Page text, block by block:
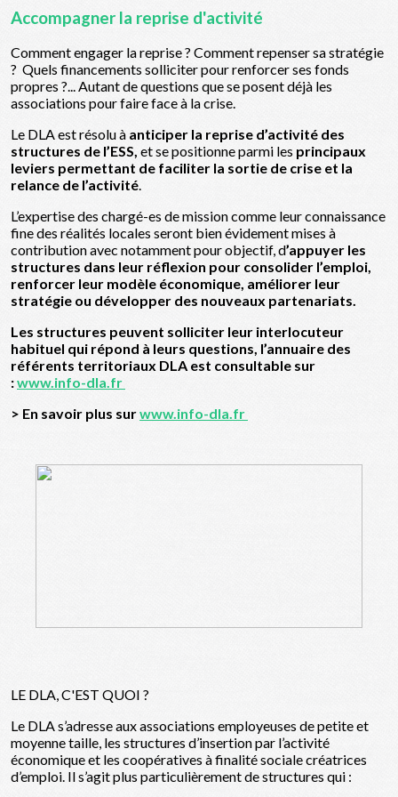
Accompagner la reprise d'activité
Comment engager la reprise ? Comment repenser sa stratégie
? Quels financements solliciter pour renforcer ses fonds
propres ?... Autant de questions que se posent déjà les
associations pour faire face à la crise.
Le DLA est résolu à anticiper la reprise d’activité des
structures de l’ESS, et se positionne parmi les principaux
leviers permettant de faciliter la sortie de crise et la
relance de l’activité.
L’expertise des chargé-es de mission comme leur connaissance
fine des réalités locales seront bien évidement mises à
contribution avec notamment pour objectif, d’appuyer les
structures dans leur réflexion pour consolider l’emploi,
renforcer leur modèle économique, améliorer leur
stratégie ou développer des nouveaux partenariats.
Les structures peuvent solliciter leur interlocuteur
habituel qui répond à leurs questions, l’annuaire des
référents territoriaux DLA est consultable sur
:www.info-dla.fr
> En savoir plus surwww.info-dla.fr
LE DLA, C'EST QUOI ?
Le DLA s’adresse aux associations employeuses de petite et
moyenne taille, les structures d’insertion par l’activité
économique et les coopératives à finalité sociale créatrices
d’emploi. Il s’agit plus particulièrement de structures qui :